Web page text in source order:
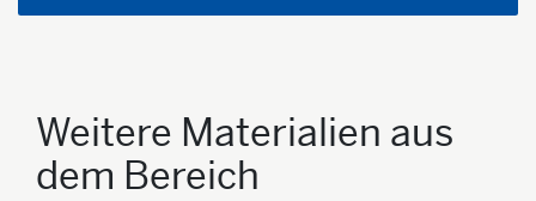
Weitere Materialien aus
dem Bereich